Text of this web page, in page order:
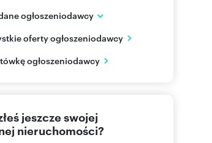
ogłoszeniodawcy
44A/1
Pokaż telefon
oferty ogłoszeniodawcy
ogłoszeniodawcy
jeszcze swojej
nieruchomości?